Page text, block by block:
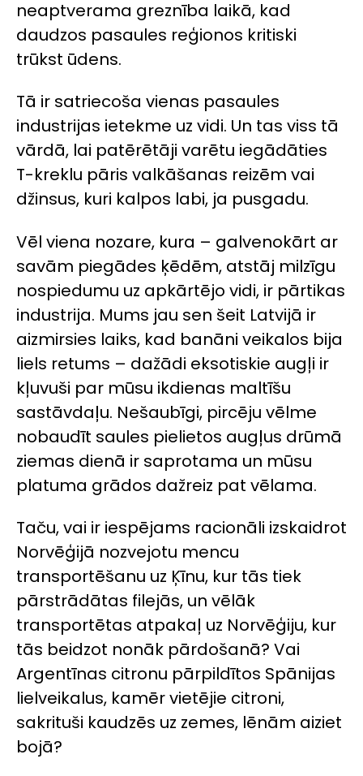
neaptverama greznība laikā, kad
daudzos pasaules reģionos kritiski
trūkst ūdens.
Tā ir satriecoša vienas pasaules
industrijas ietekme uz vidi. Un tas viss tā
vārdā, lai patērētāji varētu iegādāties
T-kreklu pāris valkāšanas reizēm vai
džinsus, kuri kalpos labi, ja pusgadu.
Vēl viena nozare, kura – galvenokārt ar
savām piegādes ķēdēm, atstāj milzīgu
nospiedumu uz apkārtējo vidi, ir pārtikas
industrija. Mums jau sen šeit Latvijā ir
aizmirsies laiks, kad banāni veikalos bija
liels retums – dažādi eksotiskie augļi ir
kļuvuši par mūsu ikdienas maltīšu
sastāvdaļu. Nešaubīgi, pircēju vēlme
nobaudīt saules pielietos augļus drūmā
ziemas dienā ir saprotama un mūsu
platuma grādos dažreiz pat vēlama.
Taču, vai ir iespējams racionāli izskaidrot
Norvēģijā nozvejotu mencu
transportēšanu uz Ķīnu, kur tās tiek
pārstrādātas filejās, un vēlāk
transportētas atpakaļ uz Norvēģiju, kur
tās beidzot nonāk pārdošanā? Vai
Argentīnas citronu pārpildītos Spānijas
lielveikalus, kamēr vietējie citroni,
sakrituši kaudzēs uz zemes, lēnām aiziet
bojā?